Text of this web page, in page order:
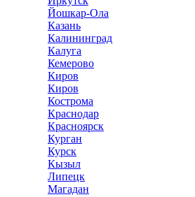
Йошкар-Ола
Казань
Калининград
Калуга
Кемерово
Киров
Киров
Кострома
Краснодар
Красноярск
Курган
Курск
Кызыл
Липецк
Магадан